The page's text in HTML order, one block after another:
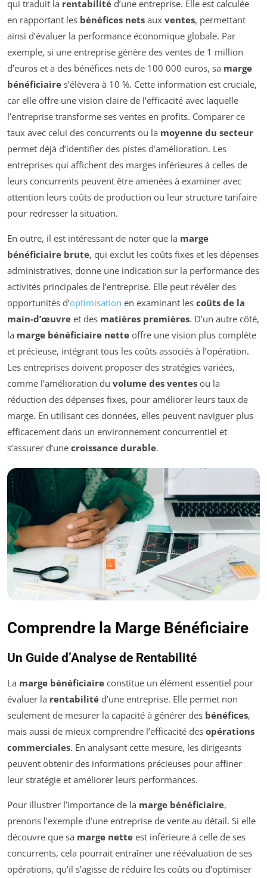
qui traduit la rentabilité d’une entreprise. Elle est calculée
en rapportant les bénéfices nets aux ventes, permettant
ainsi d’évaluer la performance économique globale. Par
exemple, si une entreprise génère des ventes de 1 million
d’euros et a des bénéfices nets de 100 000 euros, sa marge
bénéficiaire s’élèvera à 10 %. Cette information est cruciale,
car elle offre une vision claire de l’efficacité avec laquelle
l’entreprise transforme ses ventes en profits. Comparer ce
taux avec celui des concurrents ou la moyenne du secteur
permet déjà d’identifier des pistes d’amélioration. Les
entreprises qui affichent des marges inférieures à celles de
leurs concurrents peuvent être amenées à examiner avec
attention leurs coûts de production ou leur structure tarifaire
pour redresser la situation.
En outre, il est intéressant de noter que la marge
bénéficiaire brute, qui exclut les coûts fixes et les dépenses
administratives, donne une indication sur la performance des
activités principales de l’entreprise. Elle peut révéler des
opportunités d’optimisation en examinant les coûts de la
main-d’œuvre et des matières premières. D’un autre côté,
la marge bénéficiaire nette offre une vision plus complète
et précieuse, intégrant tous les coûts associés à l’opération.
Les entreprises doivent proposer des stratégies variées,
comme l’amélioration du volume des ventes ou la
réduction des dépenses fixes, pour améliorer leurs taux de
marge. En utilisant ces données, elles peuvent naviguer plus
efficacement dans un environnement concurrentiel et
s’assurer d’une croissance durable.
Comprendre la Marge Bénéficiaire
Un Guide d’Analyse de Rentabilité
La marge bénéficiaire constitue un élément essentiel pour
évaluer la rentabilité d’une entreprise. Elle permet non
seulement de mesurer la capacité à générer des bénéfices,
mais aussi de mieux comprendre l’efficacité des opérations
commerciales. En analysant cette mesure, les dirigeants
peuvent obtenir des informations précieuses pour affiner
leur stratégie et améliorer leurs performances.
Pour illustrer l’importance de la marge bénéficiaire,
prenons l’exemple d’une entreprise de vente au détail. Si elle
découvre que sa marge nette est inférieure à celle de ses
concurrents, cela pourrait entraîner une réévaluation de ses
opérations, qu’il s’agisse de réduire les coûts ou d’optimiser